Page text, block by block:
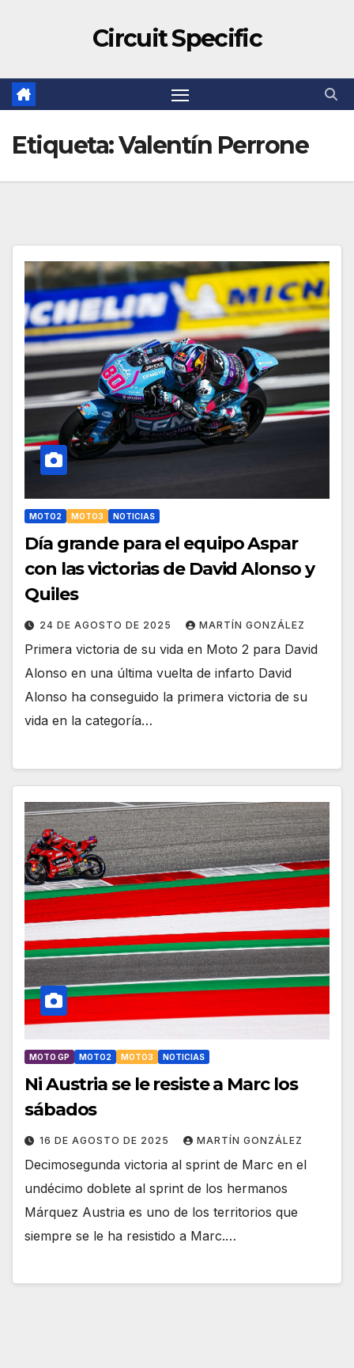
Circuit Specific
Etiqueta:Valentín Perrone
MOTO2 MOTO3 NOTICIAS
Día grande para el equipo Aspar
con las victorias de David Alonso y
Quiles
24 DE AGOSTO DE 2025 MARTÍN GONZÁLEZ
Primera victoria de su vida en Moto 2 para David
Alonso en una última vuelta de infarto David
Alonso ha conseguido la primera victoria de su
vida en la categoría…
MOTO GP MOTO2 MOTO3 NOTICIAS
Ni Austria se le resiste a Marc los
sábados
16 DE AGOSTO DE 2025 MARTÍN GONZÁLEZ
Decimosegunda victoria al sprint de Marc en el
undécimo doblete al sprint de los hermanos
Márquez Austria es uno de los territorios que
siempre se le ha resistido a Marc.…